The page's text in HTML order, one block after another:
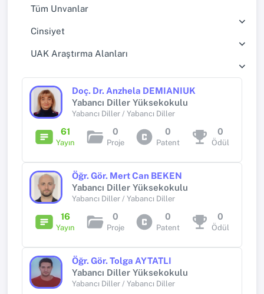
Tüm Unvanlar
Cinsiyet
UAK Araştırma Alanları
Doç. Dr. Anzhela DEMIANIUK
Yabancı Diller Yüksekokulu
Yabancı Diller / Yabancı Diller
61
Yayın
0
Proje
0
Patent
0
Ödül
Öğr. Gör. Mert Can BEKEN
Yabancı Diller Yüksekokulu
Yabancı Diller / Yabancı Diller
16
Yayın
0
Proje
0
Patent
0
Ödül
Öğr. Gör. Tolga AYTATLI
Yabancı Diller Yüksekokulu
Yabancı Diller / Yabancı Diller